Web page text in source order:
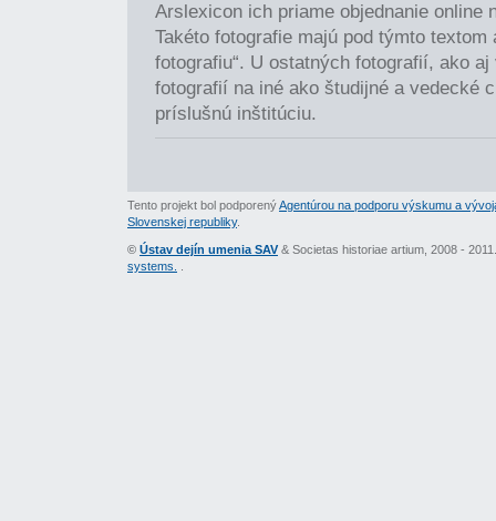
Arslexicon ich priame objednanie online
Takéto fotografie majú pod týmto
fotografiu“. U ostatných fotografií, ako
fotografií na iné ako študijné a vedecké
príslušnú inštitúciu.
Tento projekt bol podporenýAgentúrou na podporu výskumu a
Slovenskej republiky.
© Ústav dejín umenia SAV & Societas historiae artium, 2008 -
systems.